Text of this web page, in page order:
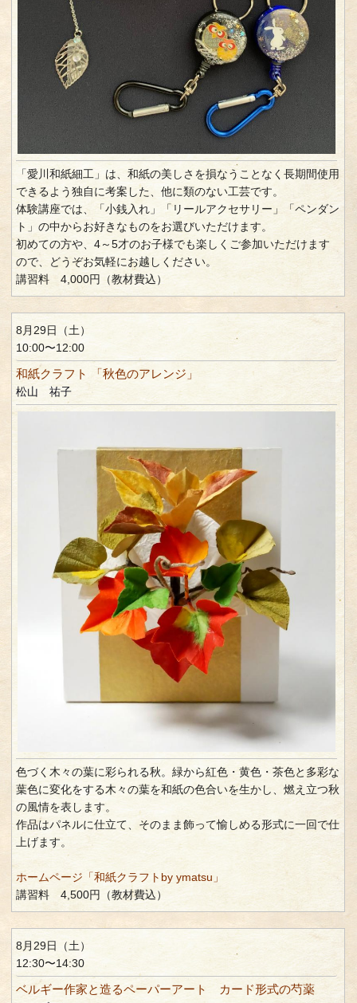
「愛川和紙細工」は、和紙の美しさを損なうことなく長期間使用
できるよう独自に考案した、他に類のない工芸です。
体験講座では、「小銭入れ」「リールアクセサリー」「ペンダン
ト」の中からお好きなものをお選びいただけます。
初めての方や、4～5才のお子様でも楽しくご参加いただけます
ので、どうぞお気軽にお越しください。
講習料 4,000円（教材費込）
8月29日（土）
10:00〜12:00
和紙クラフト 「秋色のアレンジ」
松山 祐子
色づく木々の葉に彩られる秋。緑から紅色・黄色・茶色と多彩な
葉色に変化をする木々の葉を和紙の色合いを生かし、燃え立つ秋
の風情を表します。
作品はパネルに仕立て、そのまま飾って愉しめる形式に一回で仕
上げます。
ホームページ「和紙クラフトby ymatsu」
講習料 4,500円（教材費込）
8月29日（土）
12:30〜14:30
ベルギー作家と造るペーパーアート カード形式の芍薬